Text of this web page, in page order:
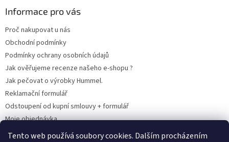
Tento web používá soubory cookies. Dalším procházením
Informace pro vás
Proč nakupovat u nás
Obchodní podmínky
Podmínky ochrany osobních údajů
Jak ověřujeme recenze našeho e-shopu ?
Jak pečovat o výrobky Hummel.
Reklamační formulář
Odstoupení od kupní smlouvy + formulář
Moje objednávka
Odstoupení od smlouvy